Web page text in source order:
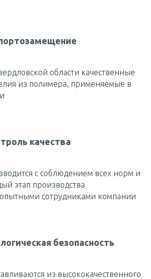
области качественные
из полимера, применяемые в
качества
с соблюдением всех норм и
этап производства
опытными сотрудниками компании
безопасность
из высококачественного